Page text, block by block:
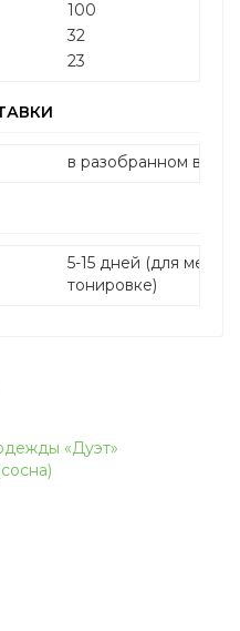
100
32
23
в разобранном виде
5-15 дней (для
тонировке)